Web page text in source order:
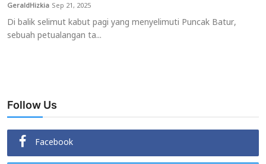
GeraldHizkia Sep 21, 2025
Di balik selimut kabut pagi yang menyelimuti Puncak Batur,
sebuah petualangan ta...
Follow Us
Facebook